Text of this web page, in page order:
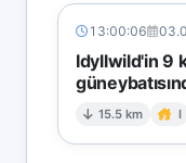
13:00:06
Idyllwild'in 9
15.5 km I